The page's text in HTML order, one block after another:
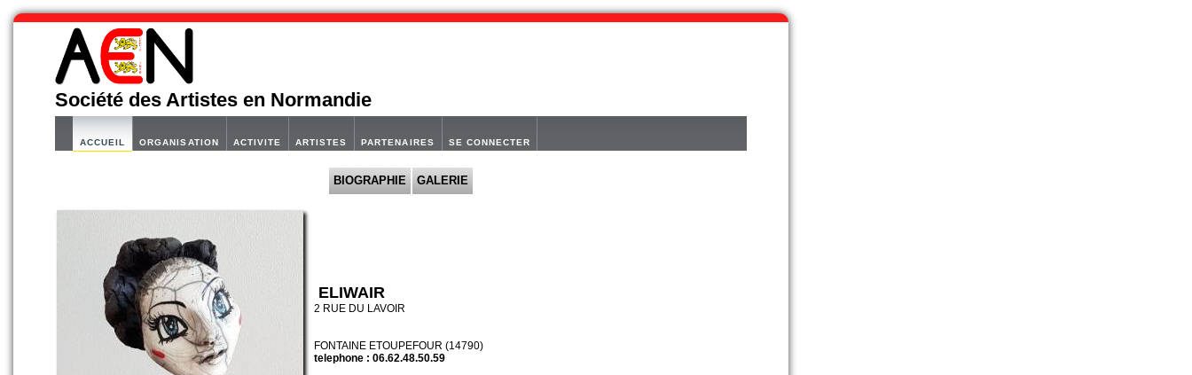
Société des Artistes en Normandie
ACCUEIL ORGANISATION ACTIVITE ARTISTES PARTENAIRES SE CONNECTER
BIOGRAPHIE GALERIE
ELIWAIR
2 RUE DU LAVOIR
FONTAINE ETOUPEFOUR (14790)
telephone : 06.62.48.50.59